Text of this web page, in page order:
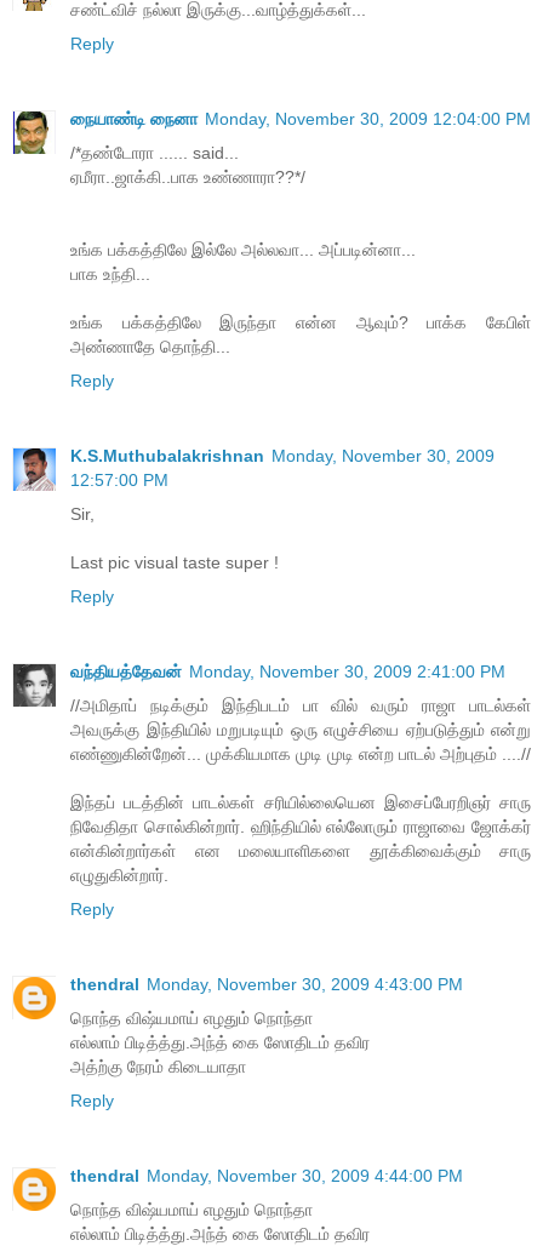
சண்ட்விச் நல்லா இருக்கு...வாழ்த்துக்கள்...
Reply
நையாண்டி நைனா Monday, November 30, 2009 12:04:00 PM
/*தண்டோரா ...... said...
ஏமீரா..ஜாக்கி..பாக உண்ணாரா??*/
உங்க பக்கத்திலே இல்லே அல்லவா... அப்படின்னா...
பாக உந்தி...
உங்க பக்கத்திலே இருந்தா என்ன ஆவும்? பாக்க கேபிள்
அண்ணாதே தொந்தி...
Reply
K.S.Muthubalakrishnan Monday, November 30, 2009
12:57:00 PM
Sir,
Last pic visual taste super !
Reply
வந்தியத்தேவன் Monday, November 30, 2009 2:41:00 PM
//அமிதாப் நடிக்கும் இந்திபடம் பா வில் வரும் ராஜா பாடல்கள்
அவருக்கு இந்தியில் மறுபடியும் ஒரு எழுச்சியை ஏற்படுத்தும் என்று
எண்ணுகின்றேன்... முக்கியமாக முடி முடி என்ற பாடல் அற்புதம் ....//
இந்தப் படத்தின் பாடல்கள் சரியில்லையென இசைப்பேரறிஞர் சாரு
நிவேதிதா சொல்கின்றார். ஹிந்தியில் எல்லோரும் ராஜாவை ஜோக்கர்
என்கின்றார்கள் என மலையாளிகளை தூக்கிவைக்கும் சாரு
எழுதுகின்றார்.
Reply
thendral Monday, November 30, 2009 4:43:00 PM
நொந்த விஷ்யமாய் எழதும் நொந்தா
எல்லாம் பிடித்த்து.அந்த் கை ஸோதிடம் தவிர
அத்ற்கு நேரம் கிடையாதா
Reply
thendral Monday, November 30, 2009 4:44:00 PM
நொந்த விஷ்யமாய் எழதும் நொந்தா
எல்லாம் பிடித்த்து.அந்த் கை ஸோதிடம் தவிர